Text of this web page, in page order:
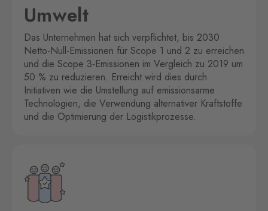
Umwelt
Das Unternehmen hat sich verpflichtet, bis 2030
Netto-Null-Emissionen für Scope 1 und 2 zu erreichen
und die Scope 3-Emissionen im Vergleich zu 2019 um
50 % zu reduzieren. Erreicht wird dies durch
Initiativen wie die Umstellung auf emissionsarme
Technologien, die Verwendung alternativer Kraftstoffe
und die Optimierung der Logistikprozesse.